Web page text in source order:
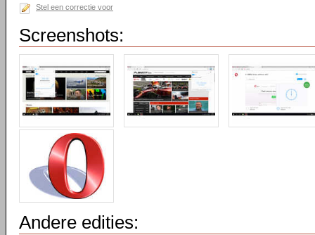
Stel een correctie voor
Screenshots:
Andere edities: